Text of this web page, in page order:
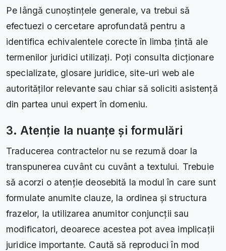
Pe lângă cunoștințele generale, va trebui să
efectuezi o cercetare aprofundată pentru a
identifica echivalentele corecte în limba țintă ale
termenilor juridici utilizați. Poți consulta dicționare
specializate, glosare juridice, site-uri web ale
autorităților relevante sau chiar să soliciti asistență
din partea unui expert în domeniu.
3. Atenție la nuanțe și formulări
Traducerea contractelor nu se rezumă doar la
transpunerea cuvânt cu cuvânt a textului. Trebuie
să acorzi o atenție deosebită la modul în care sunt
formulate anumite clauze, la ordinea și structura
frazelor, la utilizarea anumitor conjuncții sau
modificatori, deoarece acestea pot avea implicații
juridice importante. Caută să reproduci în mod